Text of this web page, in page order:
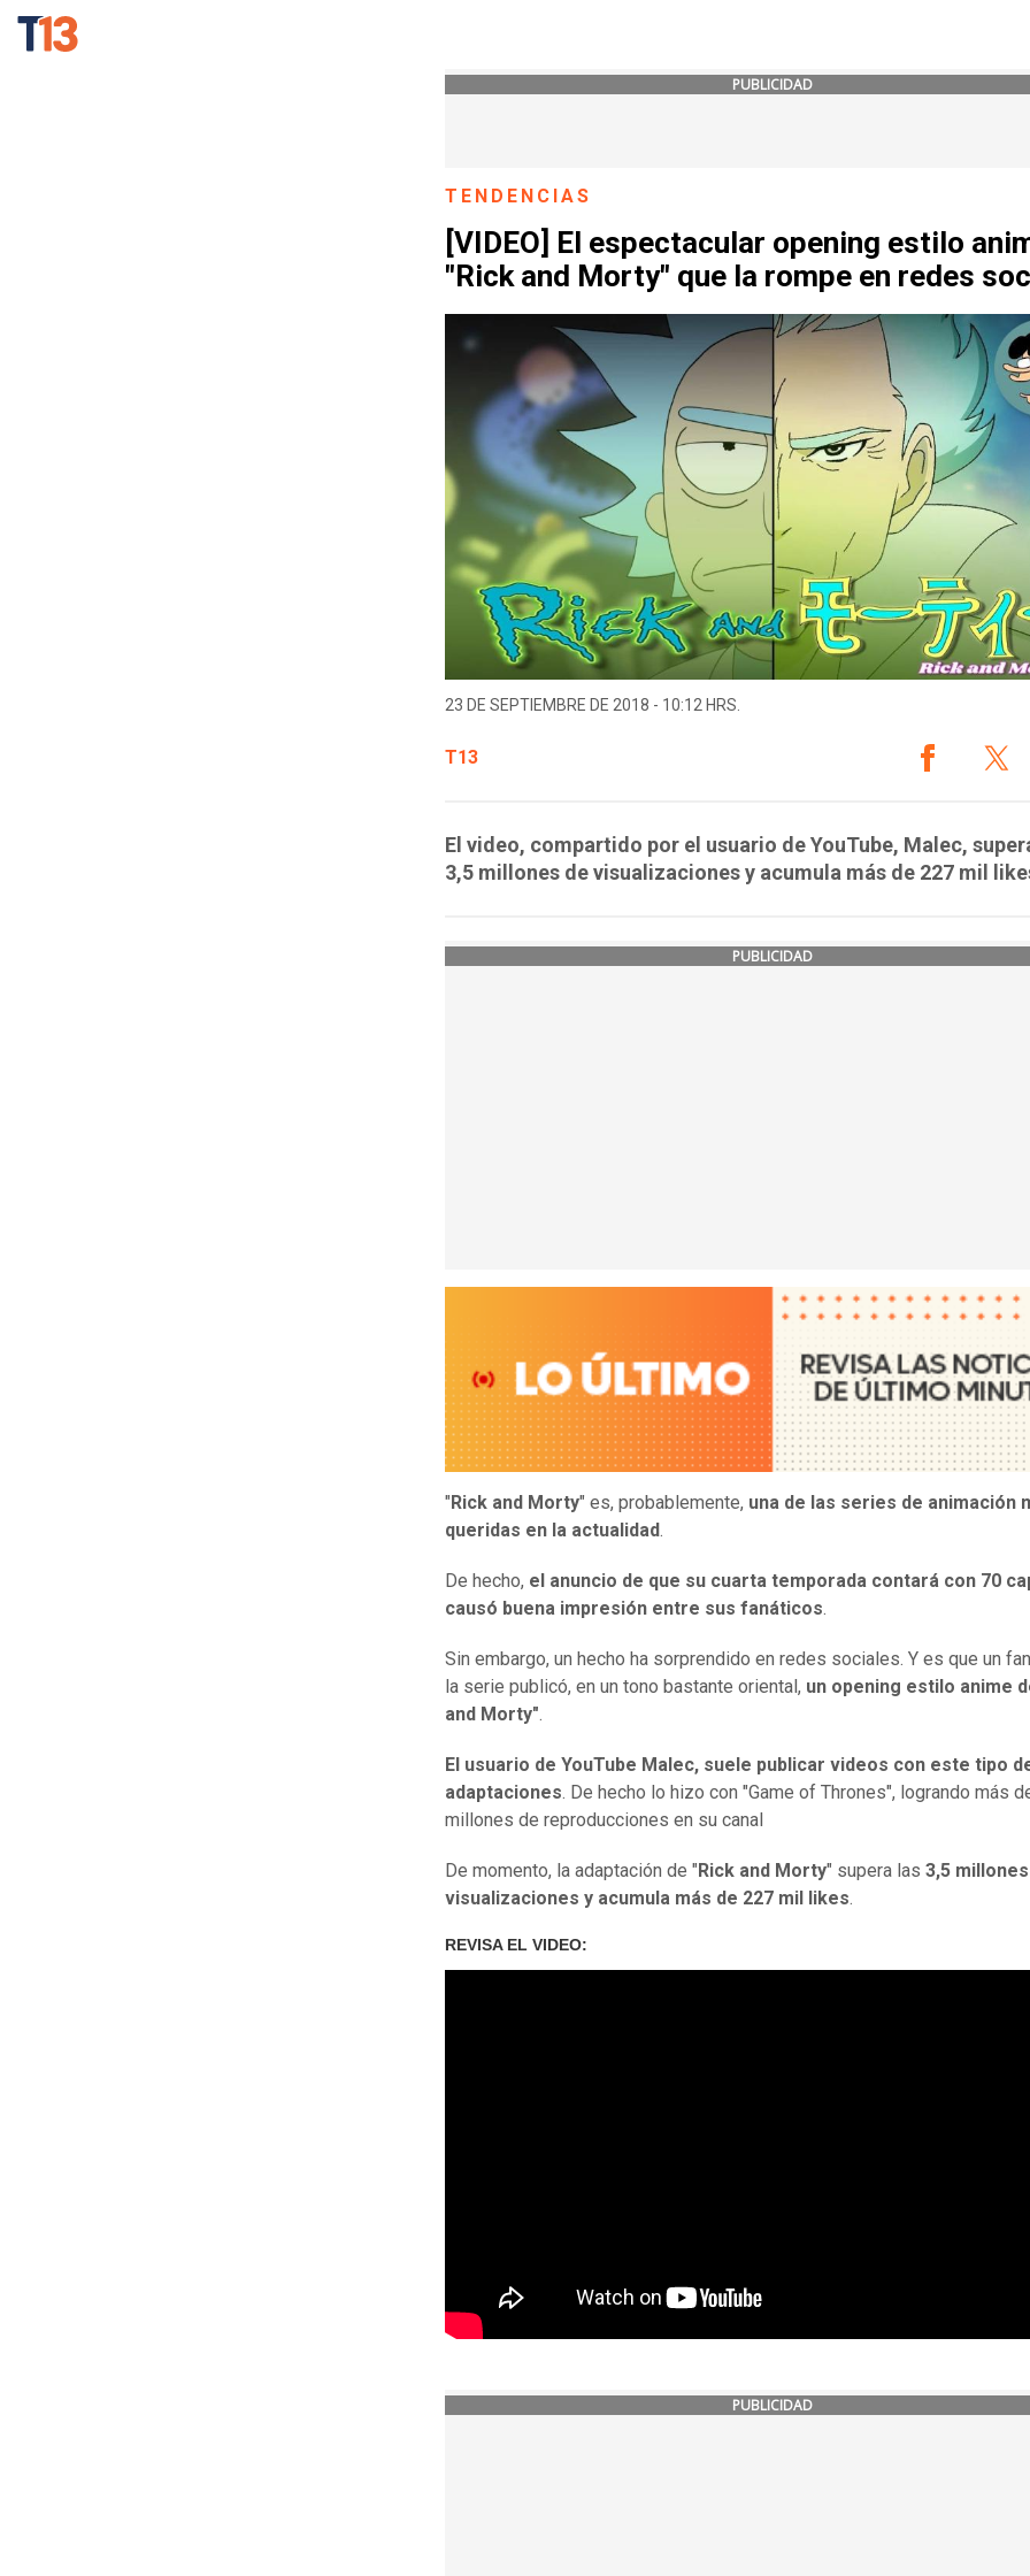
PUBLICIDAD
TENDENCIAS
[VIDEO] El espectacular opening estilo
"Rick and Morty" que la rompe en redes
23 DE SEPTIEMBRE DE 2018 - 10:12 HRS.
T13
El video, compartido por el usuario de YouTube, Malec,
3,5 millones de visualizaciones y acumula más de 227 mil
PUBLICIDAD
" Rick and Morty" es, probablemente, una de las series de animación
queridas en la actualidad.
De hecho, el anuncio de que su cuarta temporada contará con 70
causó buena impresión entre sus fanáticos.
Sin embargo, un hecho ha sorprendido en redes sociales. Y es que un
la serie publicó, en un tono bastante oriental, un opening estilo anime
and Morty".
El usuario de YouTube Malec, suele publicar videos con este tipo
adaptaciones. De hecho lo hizo con "Game of Thrones", logrando más
millones de reproducciones en su canal
De momento, la adaptación de " Rick and Morty" supera las 3,5
visualizaciones y acumula más de 227 mil likes.
REVISA EL VIDEO:
PUBLICIDAD